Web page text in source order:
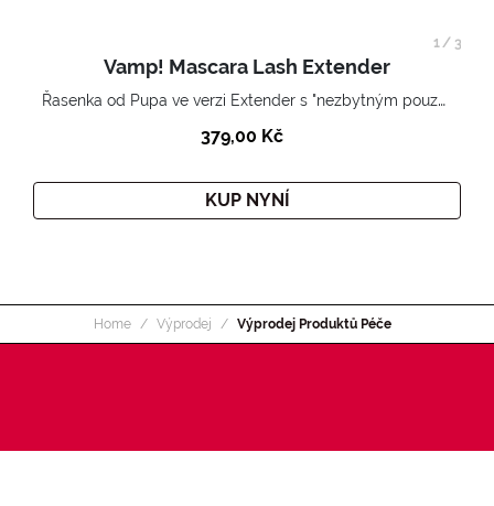
Vamp! Mascara Lash Extender
Řasenka od Pupa ve verzi Extender s "nezbytným pouzdrem".
379,00 Kč
KUP NYNÍ
1/ 3
Home Výprodej Výprodej Produktů Péče